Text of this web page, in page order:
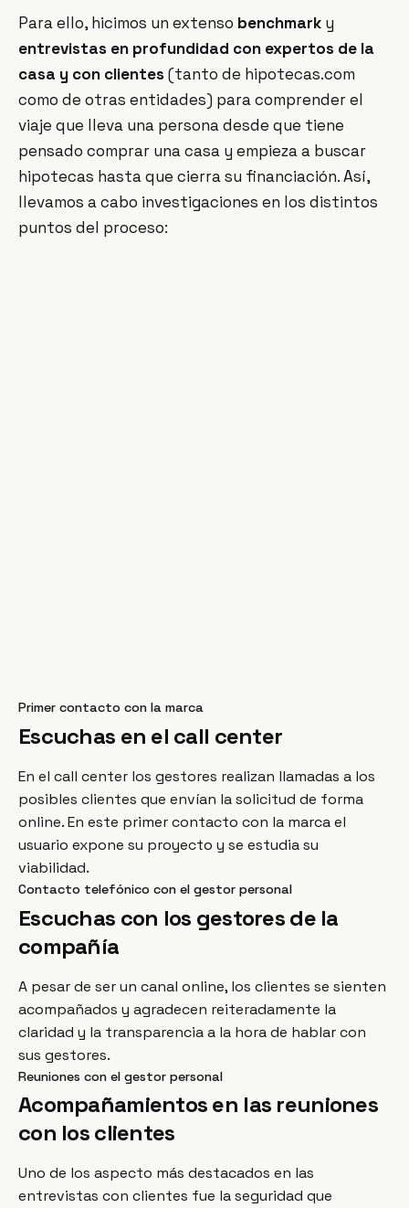
Para ello, hicimos un extenso benchmark y
entrevistas en profundidad con expertos de la
casa y con clientes (tanto de hipotecas.com
como de otras entidades) para comprender el
viaje que lleva una persona desde que tiene
pensado comprar una casa y empieza a buscar
hipotecas hasta que cierra su financiación. Así,
llevamos a cabo investigaciones en los distintos
puntos del proceso:
Primer contacto con la marca
Escuchas en el call center
En el call center los gestores realizan llamadas a los
posibles clientes que envían la solicitud de forma
online. En este primer contacto con la marca el
usuario expone su proyecto y se estudia su
viabilidad.
Contacto telefónico con el gestor personal
Escuchas con los gestores de la
compañía
A pesar de ser un canal online, los clientes se sienten
acompañados y agradecen reiteradamente la
claridad y la transparencia a la hora de hablar con
sus gestores.
Reuniones con el gestor personal
Acompañamientos en las reuniones
con los clientes
Uno de los aspecto más destacados en las
entrevistas con clientes fue la seguridad que